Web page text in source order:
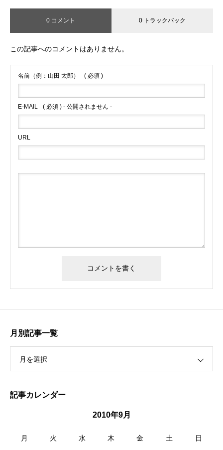
0 コメント 0 トラックバック
この記事へのコメントはありません。
名前（例：山田 太郎） ( 必須 )
E-MAIL ( 必須 ) - 公開されません -
URL
月別記事一覧
月を選択
記事カレンダー
2010年9月
月 火 水 木 金 土 日